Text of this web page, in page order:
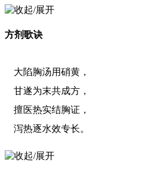
方剂歌诀
大陷胸汤用硝黄，
甘遂为末共成方，
擅医热实结胸证，
泻热逐水效专长。